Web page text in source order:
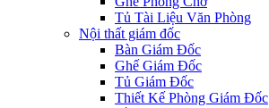
Tủ Tài Liệu Văn Phòng
Nội thất giám đốc
Bàn Giám Đốc
Ghế Giám Đốc
Tủ Giám Đốc
Thiết Kế Phòng Giám Đốc